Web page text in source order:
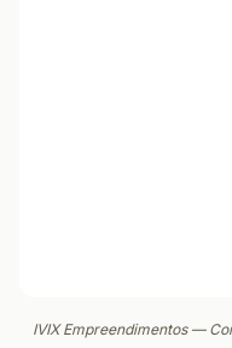
IVIX Empreendimentos —